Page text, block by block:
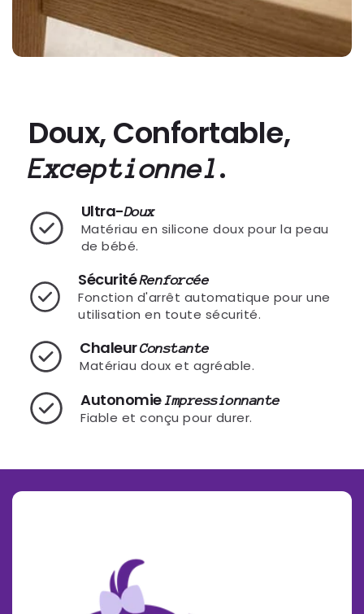
Doux, Confortable,
Exceptionnel.
Ultra-Doux
Matériau en silicone doux pour la peau
de bébé.
SécuritéRenforcée
Fonction d'arrêt automatique pour une
utilisation en toute sécurité.
ChaleurConstante
Matériau doux et agréable.
AutonomieImpressionnante
Fiable et conçu pour durer.